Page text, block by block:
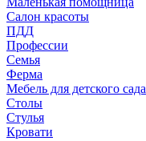
Салон красоты
ПДД
Профессии
Семья
Ферма
Мебель для детского сада
Столы
Cтулья
Кровати